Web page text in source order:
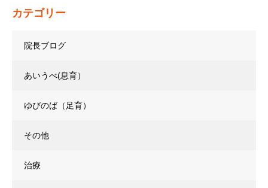
カテゴリー
院長ブログ
あいうべ(息育）
ゆびのば（足育）
その他
治療